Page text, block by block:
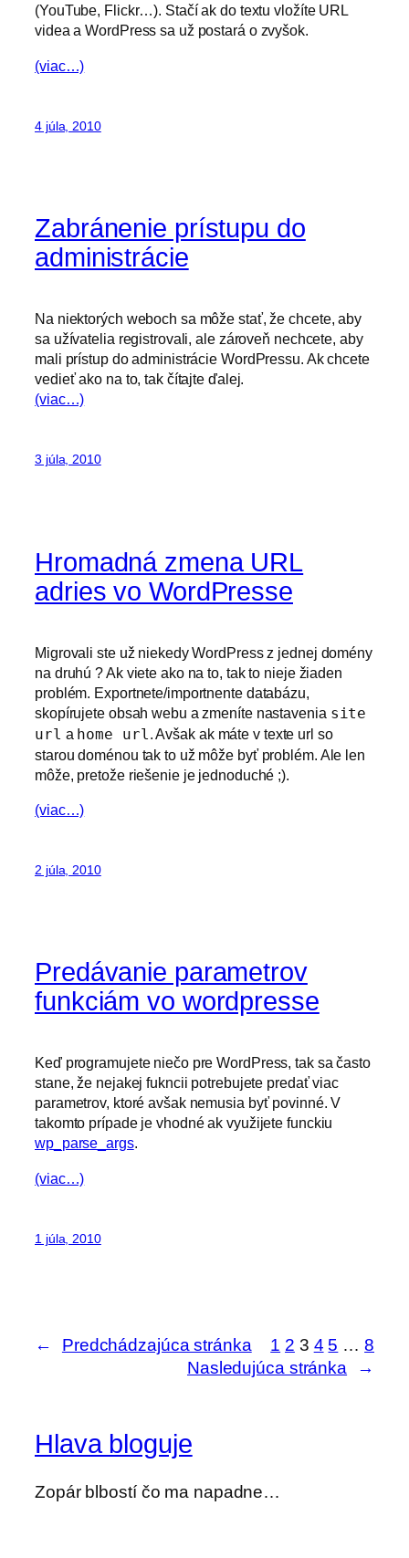
(YouTube, Flickr…). Stačí ak do textu vložíte URL
videa a WordPress sa už postará o zvyšok.
(viac…)
4 júla, 2010
Zabránenie prístupu do
administrácie
Na niektorých weboch sa môže stať, že chcete, aby
sa užívatelia registrovali, ale zároveň nechcete, aby
mali prístup do administrácie WordPressu. Ak chcete
vedieť ako na to, tak čítajte ďalej.
(viac…)
3 júla, 2010
Hromadná zmena URL
adries vo WordPresse
Migrovali ste už niekedy WordPress z jednej domény
na druhú ? Ak viete ako na to, tak to nieje žiaden
problém. Exportnete/importnente databázu,
skopírujete obsah webu a zmeníte nastavenia site
url a home url
. Avšak ak máte v texte url so
starou doménou tak to už môže byť problém. Ale len
môže, pretože riešenie je jednoduché ;).
(viac…)
2 júla, 2010
Predávanie parametrov
funkciám vo wordpresse
Keď programujete niečo pre WordPress, tak sa často
stane, že nejakej fukncii potrebujete predať viac
parametrov, ktoré avšak nemusia byť povinné. V
takomto prípade je vhodné ak využijete funckiu
wp_parse_args.
(viac…)
1 júla, 2010
← Predchádzajúca stránka 1 2 3 4 5 … 8
Nasledujúca stránka
→
Hlava bloguje
Zopár blbostí čo ma napadne…